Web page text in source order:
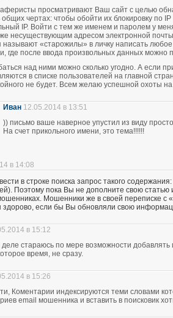
просматривают Ваш сайт с целью
общих чертах: чтобы обойти их блокировку по
IP. Войти с тем же именем и паролем у
несуществующим адресом электронной
называют «старожилы» в личку написать
где после ввода произвольных данных можно
над ними можно сколько угодно. А если
в списке пользователей на главной
не будет. Всем желаю успешной охоты
Иван 12.05.2014 в 13:51
)) письмо ваше наверное упустил из виду
На счет прикольного имени, это тема!!!!!!
в 14:08
в строке поиска запрос такого
Поэтому пока Вы не дополните свою
Мошенники же в своей переписке с
если бы Вы обновляли свою
в 15:12
стараюсь по мере возможности
время, не сразу.
в 15:26
Коментарии индексируются теми словами
email мошенника и вставить в поисковик